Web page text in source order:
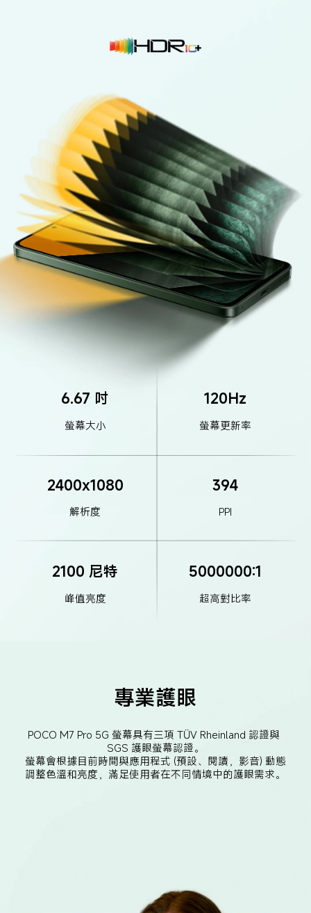
6.67 吋
螢幕大小
120Hz
螢幕更新率
2400x1080
解析度
394
PPI
2100 尼特
峰值亮度
5000000:1
超高對比率
專業護眼
POCO M7 Pro 5G 螢幕具有三項 TÜV Rheinland 認證與
SGS 護眼螢幕認證。
螢幕會根據目前時間與應用程式 (預設、閱讀，影音) 動態
調整色溫和亮度，滿足使用者在不同情境中的護眼需求。